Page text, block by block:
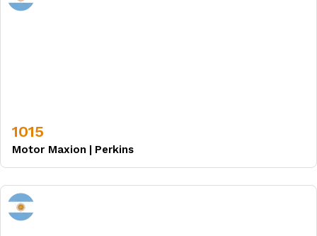
1015
Motor Maxion | Perkins